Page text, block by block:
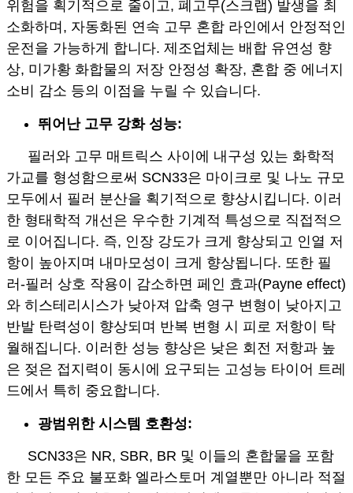
위험을 획기적으로 줄이고, 폐고무(스크랩) 발생을 최
소화하며, 자동화된 연속 고무 혼합 라인에서 안정적인
운전을 가능하게 합니다. 제조업체는 배합 유연성 향
상, 미가황 화합물의 저장 안정성 확장, 혼합 중 에너지
소비 감소 등의 이점을 누릴 수 있습니다.
뛰어난 고무 강화 성능:
필러와 고무 매트릭스 사이에 내구성 있는 화학적
가교를 형성함으로써 SCN33은 마이크로 및 나노 규모
모두에서 필러 분산을 획기적으로 향상시킵니다. 이러
한 형태학적 개선은 우수한 기계적 특성으로 직접적으
로 이어집니다. 즉, 인장 강도가 크게 향상되고 인열 저
항이 높아지며 내마모성이 크게 향상됩니다. 또한 필
러-필러 상호 작용이 감소하면 페인 효과(Payne effect)
와 히스테리시스가 낮아져 압축 영구 변형이 낮아지고
반발 탄력성이 향상되며 반복 변형 시 피로 저항이 탁
월해집니다. 이러한 성능 향상은 낮은 회전 저항과 높
은 젖은 접지력이 동시에 요구되는 고성능 타이어 트레
드에서 특히 중요합니다.
광범위한 시스템 호환성:
SCN33은 NR, SBR, BR 및 이들의 혼합물을 포함
한 모든 주요 불포화 엘라스토머 계열뿐만 아니라 적절